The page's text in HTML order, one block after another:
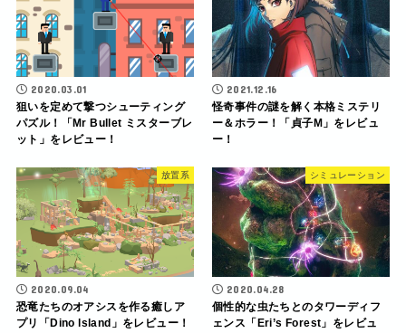
2020.03.01
狙いを定めて撃つシューティング
パズル！「Mr Bullet ミスターブレ
ット」をレビュー！
2021.12.16
怪奇事件の謎を解く本格ミステリ
ー＆ホラー！「貞子M」をレビュ
ー！
放置系
2020.09.04
恐竜たちのオアシスを作る癒しア
プリ「Dino lsland」をレビュー！
シミュレーション
2020.04.28
個性的な虫たちとのタワーディフ
ェンス「Eri’s Forest」をレビュ